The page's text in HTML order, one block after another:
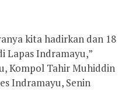
kita hadirkan dan 18
Lapas Indramayu,”
Kompol Tahir Muhiddin
Indramayu, Senin